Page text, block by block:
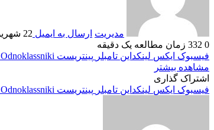
مدیریت ارسال به ایمیل 22 شهریور 1404
0
زمان مطالعه یک دقیقه
فیسبوک ایکس لینکداین تامبلر پینتریست Odnoklassniki
مشاهده بیشتر
اشتراک گذاری
فیسبوک ایکس لینکداین تامبلر پینتریست Odnoklassniki